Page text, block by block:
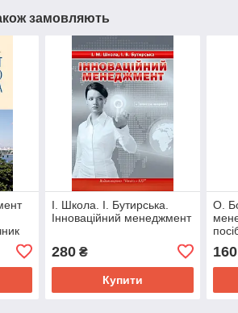
замовляють
І. Школа. І. Бутирська.
Інноваційний менеджмент
280₴
Купити
О.
160